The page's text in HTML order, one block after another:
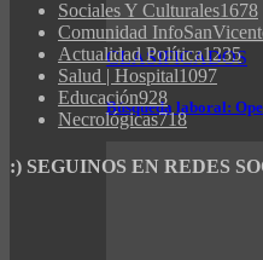
CLASIFICADOS
Búsqueda laboral:
Sociales Y Culturales1678
Comunidad
Actualidad Política1235
Salud | Hospital1097
Educación928
Necrológicas718
:) SEGUINOS EN REDES